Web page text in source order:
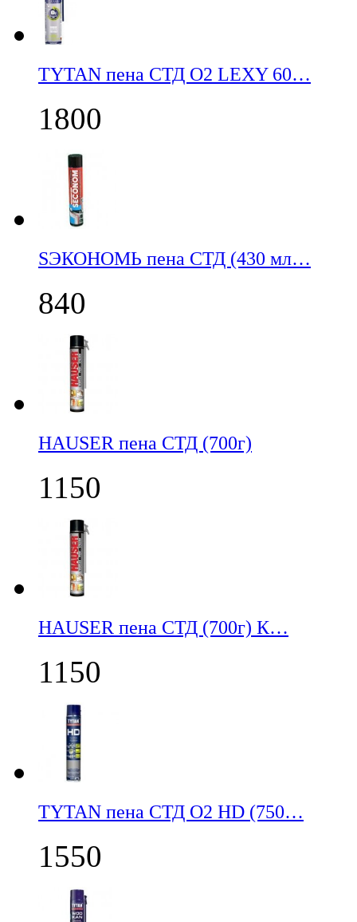
TYTAN пена СТД О2 LEXY 60…
1800
SЭКОНОМЬ пена СТД (430 мл…
840
НАUSER пена СТД (700г)
1150
НАUSER пена СТД (700г) К…
1150
TYTAN пена СТД О2 HD (750…
1550